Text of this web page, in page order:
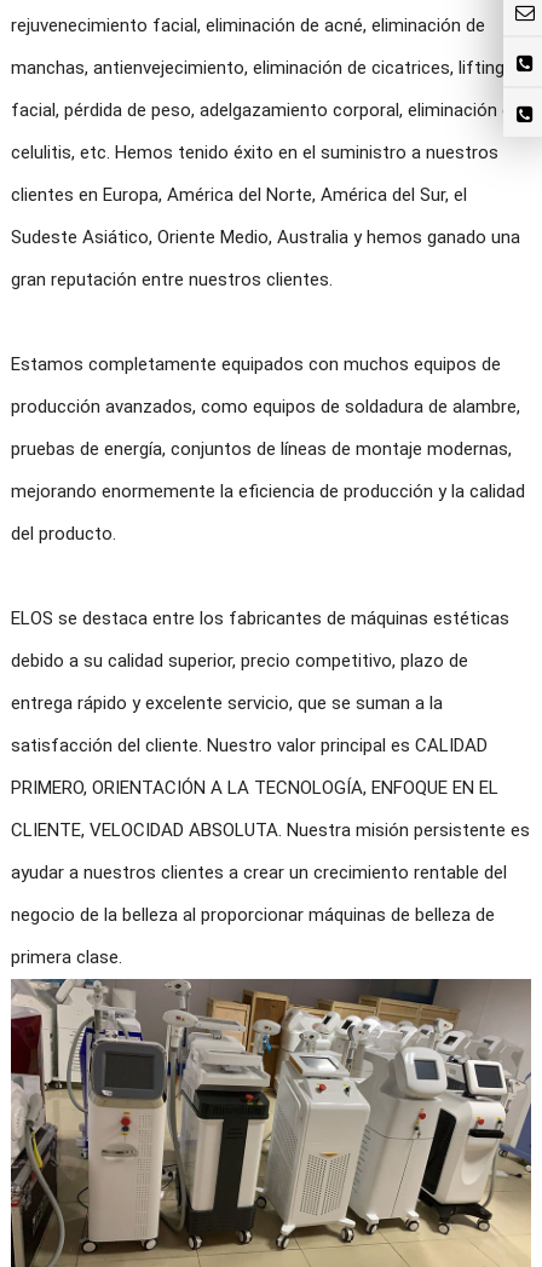
rejuvenecimiento facial, eliminación de acné, eliminación de
manchas, antienvejecimiento, eliminación de cicatrices, lifting
facial, pérdida de peso, adelgazamiento corporal, eliminación de
celulitis, etc. Hemos tenido éxito en el suministro a nuestros
clientes en Europa, América del Norte, América del Sur, el
Sudeste Asiático, Oriente Medio, Australia y hemos ganado una
gran reputación entre nuestros clientes.
Estamos completamente equipados con muchos equipos de
producción avanzados, como equipos de soldadura de alambre,
pruebas de energía, conjuntos de líneas de montaje modernas,
mejorando enormemente la eficiencia de producción y la calidad
del producto.
ELOS se destaca entre los fabricantes de máquinas estéticas
debido a su calidad superior, precio competitivo, plazo de
entrega rápido y excelente servicio, que se suman a la
satisfacción del cliente. Nuestro valor principal es CALIDAD
PRIMERO, ORIENTACIÓN A LA TECNOLOGÍA, ENFOQUE EN EL
CLIENTE, VELOCIDAD ABSOLUTA. Nuestra misión persistente es
ayudar a nuestros clientes a crear un crecimiento rentable del
negocio de la belleza al proporcionar máquinas de belleza de
primera clase.